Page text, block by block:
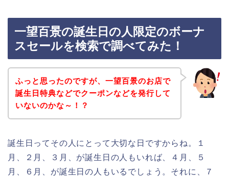
一望百景の誕生日の人限定のボーナ
スセールを検索で調べてみた！
ふっと思ったのですが、一望百景のお店で
誕生日特典などでクーポンなどを発行して
いないのかな～！？
誕生日ってその人にとって大切な日ですからね。１
月、２月、３月、が誕生日の人もいれば、４月、５
月、６月、が誕生日の人もいるでしょう。それに、７